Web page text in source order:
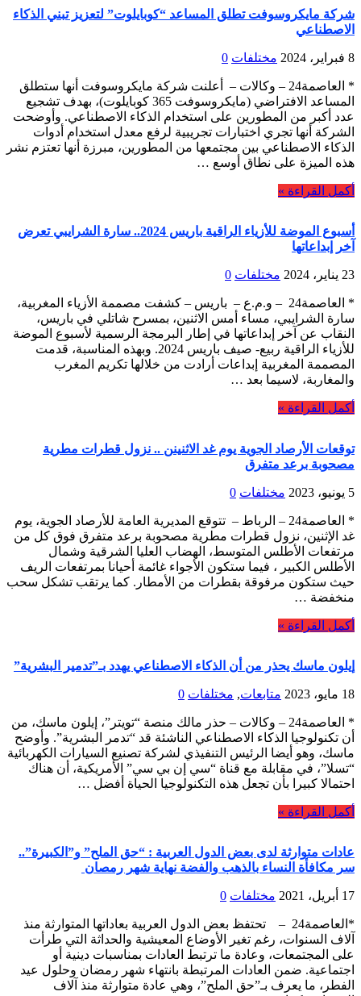
شركة مايكروسوفت تطلق المساعد “كوبايلوت” لتعزيز تبني الذكاء
الاصطناعي
8 فبراير، 2024 مختلفات 0
* العاصمة24 – وكالات – أعلنت شركة مايكروسوفت أنها ستطلق
المساعد الافتراضي (مايكروسوفت 365 كوبايلوت)، بهدف تشجيع
عدد أكبر من المطورين على استخدام الذكاء الاصطناعي. وأوضحت
الشركة أنها تجري اختبارات تجريبية لرفع معدل استخدام أدوات
الذكاء الاصطناعي بين مجتمعها من المطورين، مبرزة أنها تعتزم نشر
هذه الميزة على نطاق أوسع …
أكمل القراءة »
أسبوع الموضة للأزياء الراقية باريس 2024.. سارة الشرايبي تعرض
آخر إبداعاتها
23 يناير، 2024 مختلفات 0
* العاصمة24 – و.م.ع – باريس – كشفت مصممة الأزياء المغربية،
سارة الشرايبي، مساء أمس الاثنين، بمسرح شاتلي في باريس،
النقاب عن آخر إبداعاتها في إطار البرمجة الرسمية لأسبوع الموضة
للأزياء الراقية ربيع- صيف باريس 2024. وبهذه المناسبة، قدمت
المصممة المغربية إبداعات أرادت من خلالها تكريم المغرب
والمغاربة، لاسيما بعد …
أكمل القراءة »
توقعات الأرصاد الجوية يوم غد الاثنينن .. نزول قطرات مطرية
مصحوبة برعد متفرق
5 يونيو، 2023 مختلفات 0
* العاصمة24 – الرباط – تتوقع المديرية العامة للأرصاد الجوية، يوم
غد الإثنين، نزول قطرات مطرية مصحوبة برعد متفرق فوق كل من
مرتفعات الأطلس المتوسط، الهضاب العليا الشرقية وشمال
الأطلس الكبير ، فيما ستكون الأجواء غائمة أحيانا بمرتفعات الريف
حيث ستكون مرفوقة بقطرات من الأمطار. كما يرتقب تشكل سحب
منخفضة …
أكمل القراءة »
إيلون ماسك يحذر من أن الذكاء الاصطناعي يهدد بـ”تدمير البشرية”
18 مايو، 2023 متابعات, مختلفات 0
* العاصمة24 – وكالات – حذر مالك منصة “تويتر”، إيلون ماسك، من
أن تكنولوجيا الذكاء الاصطناعي الناشئة قد “تدمر البشرية”. وأوضح
ماسك، وهو أيضا الرئيس التنفيذي لشركة تصنيع السيارات الكهربائية
“تسلا”، في مقابلة مع قناة “سي إن بي سي” الأمريكية، أن هناك
احتمالا كبيرا بأن تجعل هذه التكنولوجيا الحياة أفضل …
أكمل القراءة »
عادات متوارثة لدى بعض الدول العربية : “حق الملح” و”الكبيرة”..
سر مكافأة النساء بالذهب والفضة نهاية شهر رمصان
17 أبريل، 2021 مختلفات 0
*العاصمة24 – تحتفظ بعض الدول العربية بعاداتها المتوارثة منذ
آلاف السنوات، رغم تغير الأوضاع المعيشية والحداثة التي طرأت
على المجتمعات، وعادة ما ترتبط العادات بمناسبات دينية أو
اجتماعية. ضمن العادات المرتبطة بانتهاء شهر رمضان وحلول عيد
الفطر، ما يعرف بـ”حق الملح”، وهي عادة متوارثة منذ آلاف